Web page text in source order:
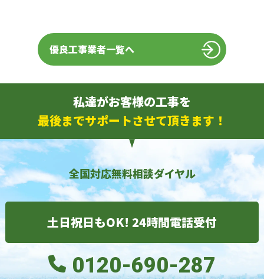
優良工事業者一覧へ
私達がお客様の工事を
最後までサポートさせて頂きます！
全国対応無料相談ダイヤル
土日祝日もOK! 24時間電話受付
0120-690-287